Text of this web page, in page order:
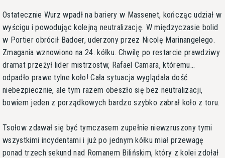
Ostatecznie Wurz wpadł na bariery w Massenet, kończąc udział w
wyścigu i powodując kolejną neutralizację. W międzyczasie bolid
w Portier obrócił Badoer, uderzony przez Nicolę Marinangelego.
Zmagania wznowiono na 24. kółku. Chwilę po restarcie prawdziwy
dramat przeżył lider mistrzostw, Rafael Camara, któremu...
odpadło prawe tylne koło! Cała sytuacja wyglądała dość
niebezpiecznie, ale tym razem obeszło się bez neutralizacji,
bowiem jeden z porządkowych bardzo szybko zabrał koło z toru.
Tsołow zdawał się być tymczasem zupełnie niewzruszony tymi
wszystkimi incydentami i już po jednym kółku miał przewagę
ponad trzech sekund nad Romanem Bilińskim, który z kolei zdołał